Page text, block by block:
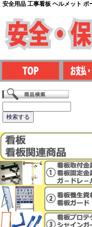
安全用品 工事看板 ヘルメット ポ